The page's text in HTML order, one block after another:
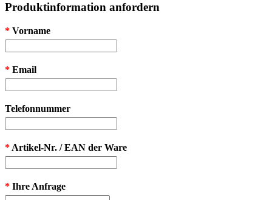
Produktinformation anfordern
* Vorname
* Email
Telefonnummer
* Artikel-Nr. / EAN der Ware
* Ihre Anfrage